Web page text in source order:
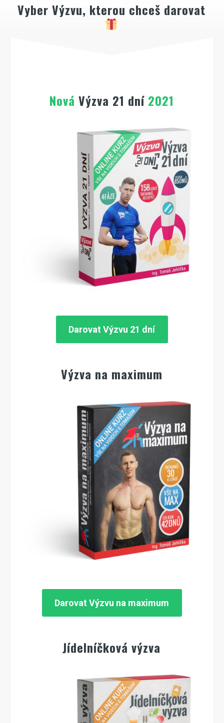
Vyber Výzvu, kterou chceš darovat
Nová Výzva 21 dní 2021
Darovat Výzvu 21 dní
Výzva na maximum
Darovat Výzvu na maximum
Jídelníčková výzva